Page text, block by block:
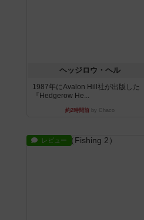
ヘッジロウ・ヘル
1987年にAvalon Hill社が出版した
『Hedgerow He...
約2時間前 by Chaco
レビュー